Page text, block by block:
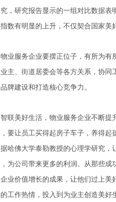
，研究报告显示的一组对比数据
数有明显的上升，不仅契合国家
服务企业要摆正位子，有所为有
主、街道居委会等各方关系，协
牌建设和打造核心竞争力。
美好生活，物业服务企业不断提
要让员工买得起房子车子，养得
哈佛大学泰勒教授的心理学研究
为公司带来更多的利润。从那些
业价值增长的成果，让他们过上
工作热情，投入到为业主创造美好